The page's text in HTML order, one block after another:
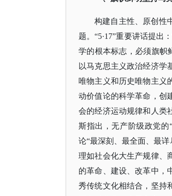
构建自主性、原创性
题。“5·17”重要讲话提出
学的根本标志，必须旗帜
以马克思主义政治经济学
唯物主义和历史唯物主义
动价值论的科学革命，创
会的经济运动规律和人类
斯指出，无产阶级政党
论“最深刻、最全面、最
理如社会化大生产规律、
的革命、建设、改革中，
秀传统文化相结合，坚持